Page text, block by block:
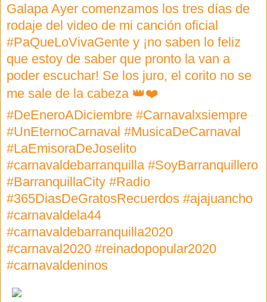
Galapa Ayer comenzamos los tres días de
rodaje del video de mi canción oficial
#PaQueLoVivaGente y ¡no saben lo feliz
que estoy de saber que pronto la van a
poder escuchar! Se los juro, el corito no se
me sale de la cabeza 👑❤️
#DeEneroADiciembre #Carnavalxsiempre
#UnEternoCarnaval #MusicaDeCarnaval
#LaEmisoraDeJoselito
#carnavaldebarranquilla #SoyBarranquillero
#BarranquillaCity #Radio
#365DiasDeGratosRecuerdos #ajajuancho
#carnavaldela44
#carnavaldebarranquilla2020
#carnaval2020 #reinadopopular2020
#carnavaldeninos